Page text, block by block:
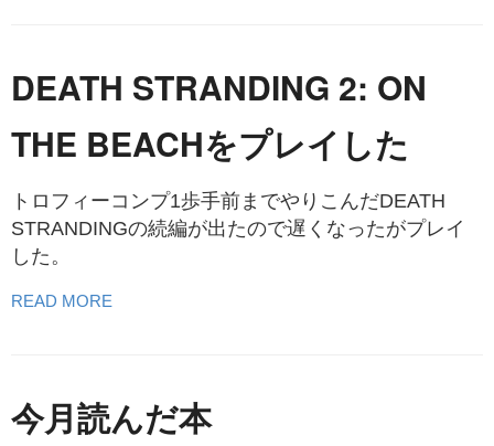
DEATH STRANDING 2: ON
THE BEACHをプレイした
トロフィーコンプ1歩手前までやりこんだDEATH
STRANDINGの続編が出たので遅くなったがプレイ
した。
READ MORE
今月読んだ本